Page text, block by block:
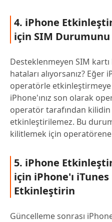
4. iPhone
için SIM
Desteklenmeyen SIM
hataları alıyorsanız? Eğer
operatörle etkinleştirmeye
iPhone'ınız son olarak
operatör tarafından kilidin
etkinleştirilemez. Bu
kilitlemek için
5. iPhone
için iPhone'ı
Etkinleştirin
Güncelleme sonrası